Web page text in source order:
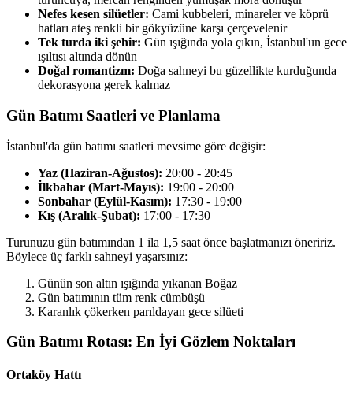
Nefes kesen silüetler: Cami kubbeleri, minareler ve köprü
hatları ateş renkli bir gökyüzüne karşı çerçevelenir
Tek turda iki şehir: Gün ışığında yola çıkın, İstanbul'un gece
ışıltısı altında dönün
Doğal romantizm: Doğa sahneyi bu güzellikte kurduğunda
dekorasyona gerek kalmaz
Gün Batımı Saatleri ve Planlama
İstanbul'da gün batımı saatleri mevsime göre değişir:
Yaz (Haziran-Ağustos): 20:00 - 20:45
İlkbahar (Mart-Mayıs): 19:00 - 20:00
Sonbahar (Eylül-Kasım): 17:30 - 19:00
Kış (Aralık-Şubat): 17:00 - 17:30
Turunuzu gün batımından 1 ila 1,5 saat önce başlatmanızı öneririz.
Böylece üç farklı sahneyi yaşarsınız:
Günün son altın ışığında yıkanan Boğaz
Gün batımının tüm renk cümbüşü
Karanlık çökerken parıldayan gece silüeti
Gün Batımı Rotası: En İyi Gözlem Noktaları
Ortaköy Hattı